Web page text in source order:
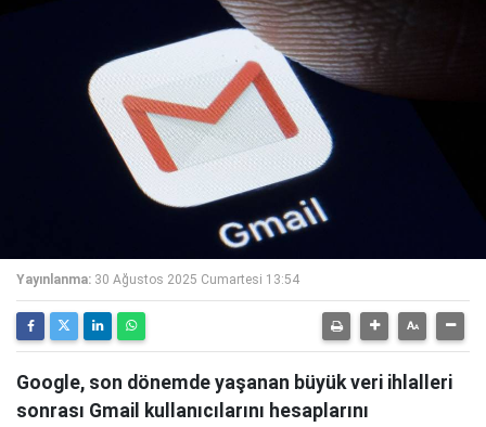
Yayınlanma: 30 Ağustos 2025 Cumartesi 13:54
Google, son dönemde yaşanan büyük veri ihlalleri
sonrası Gmail kullanıcılarını hesaplarını